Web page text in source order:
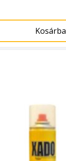
Kosárba